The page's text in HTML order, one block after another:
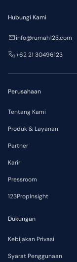
Perusahaan
Tentang Kami
Produk & Layanan
Partner
Karir
Pressroom
123PropInsight
Dukungan
Kebijakan Privasi
Syarat Penggunaan
Hubungi Kami
info@rumah123.com
+62 21 30496123